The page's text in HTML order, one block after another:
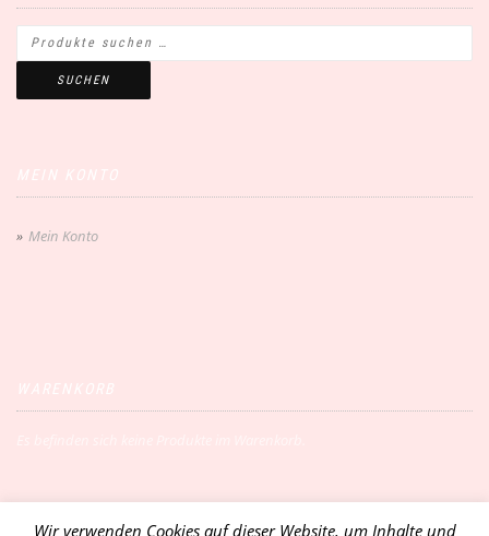
SUCHEN
Mein Konto
Wir verwenden Cookies auf dieser Website, um Inhalte und